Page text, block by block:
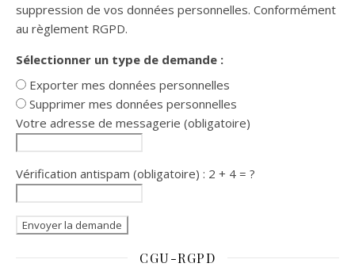
suppression de vos données personnelles. Conformément
au règlement RGPD.
Sélectionner un type de demande :
Exporter mes données personnelles
Supprimer mes données personnelles
Votre adresse de messagerie (obligatoire)
Vérification antispam (obligatoire) : 2 + 4 = ?
CGU-RGPD